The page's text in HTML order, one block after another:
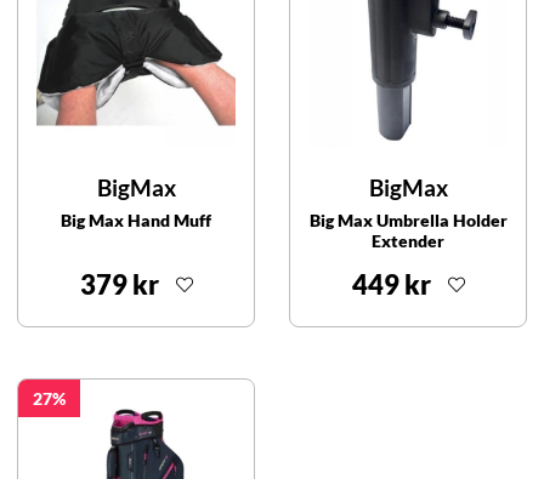
BigMax
Big Max Hand Muff
379 kr
BigMax
Big Max Umbrella Holder
Extender
449 kr
27